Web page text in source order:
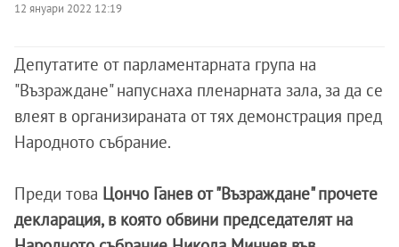
12 януари 2022 12:19
Депутатите от парламентарната група на
"Възраждане" напуснаха пленарната зала, за да се
влеят в организираната от тях демонстрация пред
Народното събрание.
Преди това Цончо Ганев от "Възраждане" прочете
декларация, в която обвини председателят на